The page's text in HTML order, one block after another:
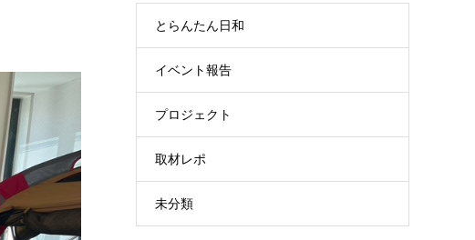
とらんたん日和
イベント報告
プロジェクト
取材レポ
未分類